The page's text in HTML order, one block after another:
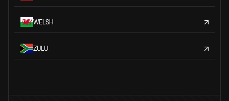
WELSH
ZULU